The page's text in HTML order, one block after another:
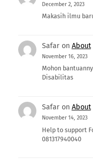
December 2, 2023
Makasih ilmu
Safaron About
November 16, 2023
Mohon
Disabilitas
Safaron About
November 14, 2023
Help to support
081317940040